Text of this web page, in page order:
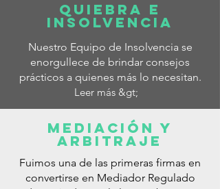
QUIEBRA E
INSOLVENCIA
Nuestro Equipo de Insolvencia se
enorgullece de brindar consejos
prácticos a quienes más lo necesitan.
Leer más &gt;
MEDIACIÓN Y
ARBITRAJE
Fuimos una de las primeras firmas en
convertirse en Mediador Regulado